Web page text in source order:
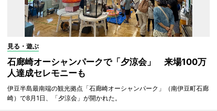
見る・遊ぶ
石廊崎オーシャンパークで「夕涼会」 来場100万
人達成セレモニーも
伊豆半島最南端の観光拠点「石廊崎オーシャンパーク」（南伊豆町石廊
崎）で8月1日、「夕涼会」が開かれた。